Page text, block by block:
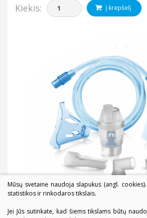
Kiekis:
Į krepšelį
Mūsų svetainė naudoja slapukus (angl.
statistikos ir rinkodaros tikslais.
Jei Jūs sutinkate, kad šiems tikslams būtų